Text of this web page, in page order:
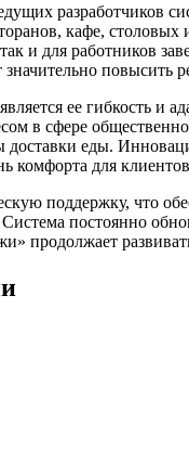
разработчиков
кафе,
и для работников
повысить
ее гибкость и
в сфере
еды.
комфорта для
поддержку, что
постоянно
продолжает